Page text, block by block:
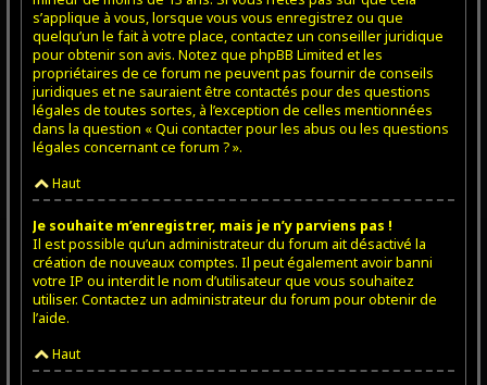
s’applique à vous, lorsque vous vous enregistrez ou que
quelqu’un le fait à votre place, contactez un conseiller juridique
pour obtenir son avis. Notez que phpBB Limited et les
propriétaires de ce forum ne peuvent pas fournir de conseils
juridiques et ne sauraient être contactés pour des questions
légales de toutes sortes, à l’exception de celles mentionnées
dans la question « Qui contacter pour les abus ou les questions
légales concernant ce forum ? ».
Haut
Je souhaite m’enregistrer, mais je n’y parviens pas !
Il est possible qu’un administrateur du forum ait désactivé la
création de nouveaux comptes. Il peut également avoir banni
votre IP ou interdit le nom d’utilisateur que vous souhaitez
utiliser. Contactez un administrateur du forum pour obtenir de
l’aide.
Haut